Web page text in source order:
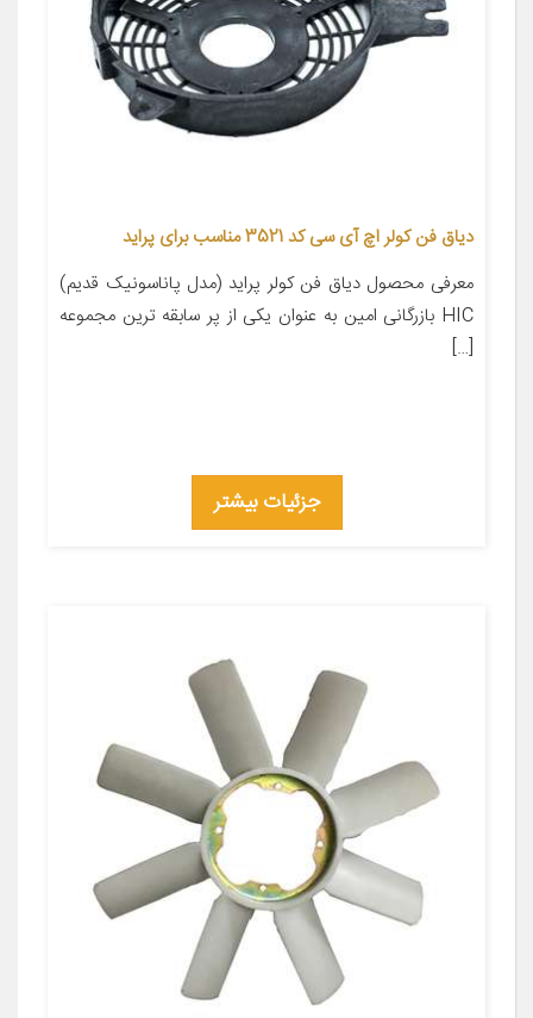
دیاق فن کولر اچ آی سی کد 3521 مناسب برای پراید
معرفی محصول دیاق فن کولر پراید (مدل پاناسونیک قدیم)
HIC بازرگانی امین به عنوان یکی از پر سابقه ترین مجموعه
[…]
جزئیات بیشتر